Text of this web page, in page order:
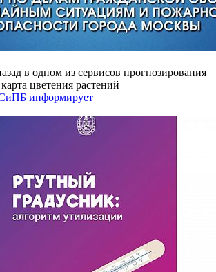
в одном из сервисов прогнозирования
цветения растений
информирует